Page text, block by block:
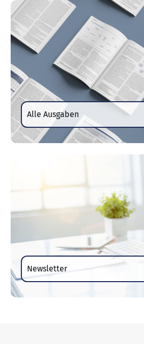
Alle Ausgaben
Newsletter